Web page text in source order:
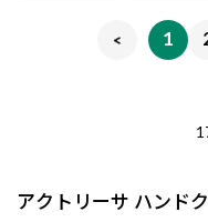
1
アクトリーサ ハンド